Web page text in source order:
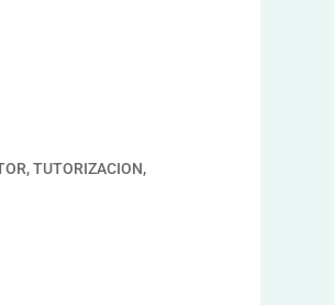
TUTORIZACION,